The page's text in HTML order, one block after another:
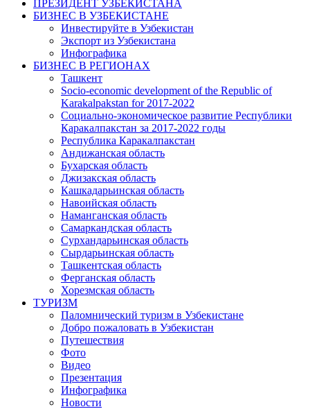
ПРЕЗИДЕНТ УЗБЕКИСТАНА
БИЗНЕС В УЗБЕКИСТАНЕ
Инвестируйте в Узбекистан
Экспорт из Узбекистана
Инфографика
БИЗНЕС В РЕГИОНАХ
Ташкент
Socio-economic development of the Republic of
Karakalpakstan for 2017-2022
Социально-экономическое развитие Республики
Каракалпакстан за 2017-2022 годы
Республика Каракалпакстан
Андижанская область
Бухарская область
Джизакская область
Кашкадарьинская область
Навоийская область
Наманганская область
Самаркандская область
Сурхандарьинская область
Сырдарьинская область
Ташкентская область
Ферганская область
Хорезмская область
ТУРИЗМ
Паломнический туризм в Узбекистане
Добро пожаловать в Узбекистан
Путешествия
Фото
Видео
Презентация
Инфографика
Новости